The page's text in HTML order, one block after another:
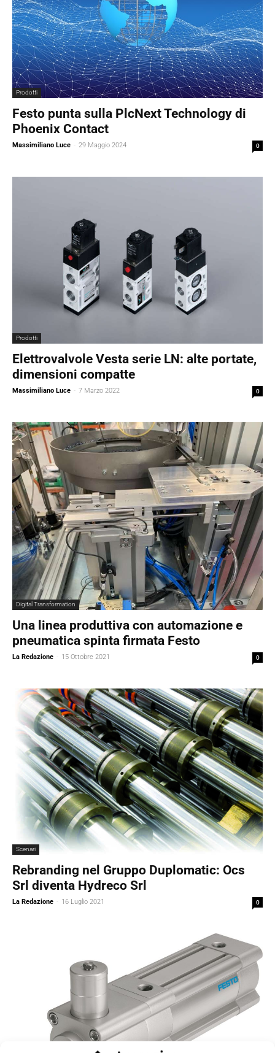
Prodotti
Festo punta sulla PlcNext Technology di
Phoenix Contact
Massimiliano Luce - 29 Maggio 2024 0
Prodotti
Elettrovalvole Vesta serie LN: alte portate,
dimensioni compatte
Massimiliano Luce - 7 Marzo 2022 0
Digital Transformation
Una linea produttiva con automazione e
pneumatica spinta firmata Festo
La Redazione - 15 Ottobre 2021 0
Scenari
Rebranding nel Gruppo Duplomatic: Ocs
Srl diventa Hydreco Srl
La Redazione - 16 Luglio 2021 0